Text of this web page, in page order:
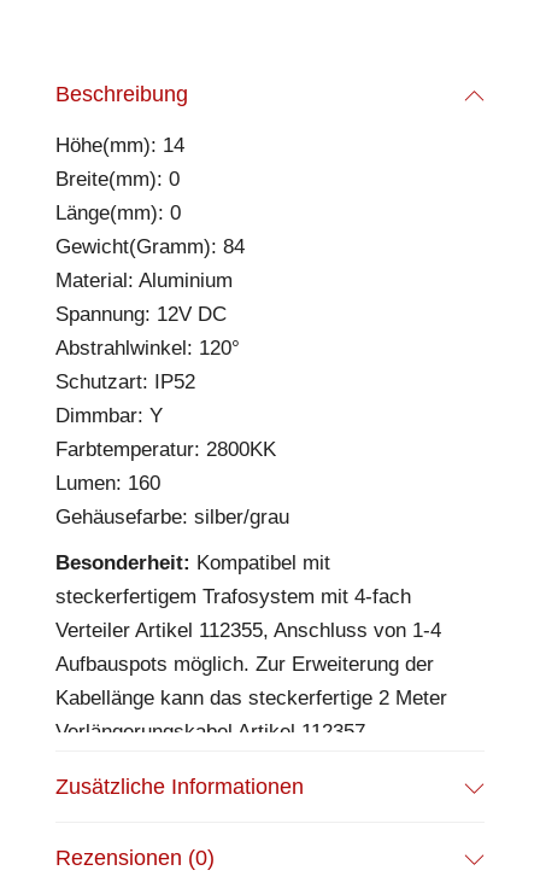
Beschreibung
Höhe(mm): 14
Breite(mm): 0
Länge(mm): 0
Gewicht(Gramm): 84
Material: Aluminium
Spannung: 12V DC
Abstrahlwinkel: 120°
Schutzart: IP52
Dimmbar: Y
Farbtemperatur: 2800KK
Lumen: 160
Gehäusefarbe: silber/grau
Besonderheit: Kompatibel mit
steckerfertigem Trafosystem mit 4-fach
Verteiler Artikel 112355, Anschluss von 1-4
Aufbauspots möglich. Zur Erweiterung der
Kabellänge kann das steckerfertige 2 Meter
Verlängerungskabel Artikel 112357
Zusätzliche Informationen
Rezensionen (0)